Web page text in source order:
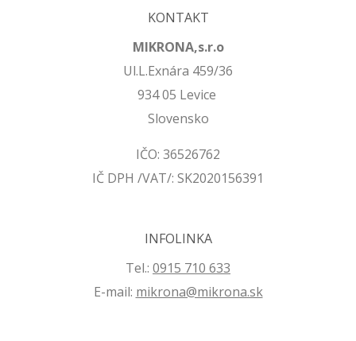
KONTAKT
MIKRONA,s.r.o
Ul.L.Exnára 459/36
934 05 Levice
Slovensko
IČO: 36526762
IČ DPH /VAT/: SK2020156391
INFOLINKA
Tel.: 0915 710 633
E-mail: mikrona@mikrona.sk